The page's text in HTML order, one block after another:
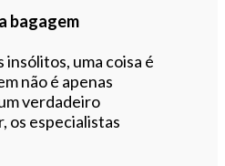
bagagem
uma coisa é
não é apenas
verdadeiro
os especialistas